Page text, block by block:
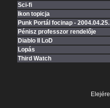
Sci-fi
Ikon topicja
Punk Portál focinap - 2004.04.25.
Pénisz professzor rendelője
Diablo II LoD
Lopás
Third Watch
Elejére